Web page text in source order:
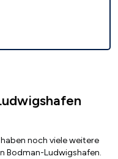
noch viele weitere
Bodman-Ludwigshafen.